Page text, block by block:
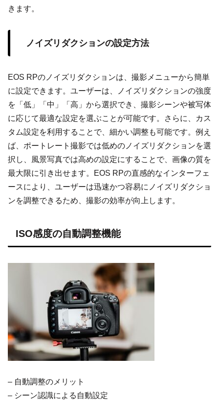
きます。
ノイズリダクションの設定方法
EOS RPのノイズリダクションは、撮影メニューから簡単
に設定できます。ユーザーは、ノイズリダクションの強度
を「低」「中」「高」から選択でき、撮影シーンや被写体
に応じて最適な設定を選ぶことが可能です。さらに、カス
タム設定を利用することで、細かい調整も可能です。例え
ば、ポートレート撮影では低めのノイズリダクションを選
択し、風景写真では高めの設定にすることで、画像の質を
最大限に引き出せます。EOS RPの直感的なインターフェ
ースにより、ユーザーは迅速かつ容易にノイズリダクショ
ンを調整できるため、撮影の効率が向上します。
ISO感度の自動調整機能
– 自動調整のメリット
– シーン認識による自動設定